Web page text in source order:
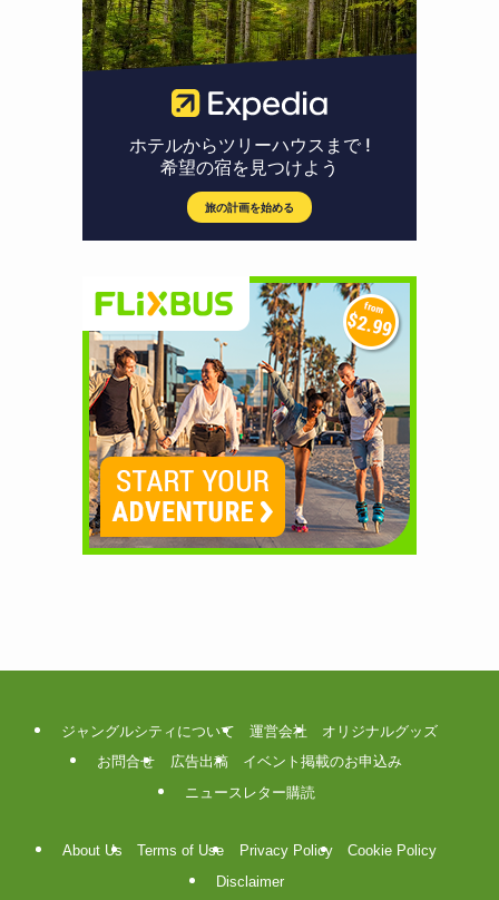
ジャングルシティについて 運営会社
オリジナルグッズ
お問合せ
広告出稿
イベント掲載のお申込み
ニュースレター購読
About Us Terms of Use Privacy Policy
Cookie Policy
Disclaimer